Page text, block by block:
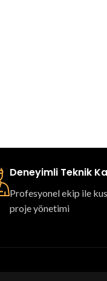
Deneyimli Teknik
Profesyonel ekip ile
proje yönetimi